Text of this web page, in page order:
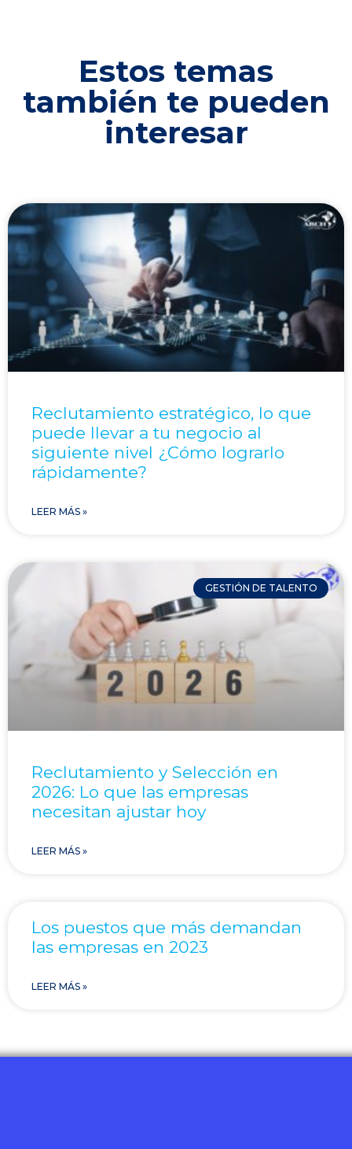
Estos temas
también te pueden
interesar
Reclutamiento estratégico, lo que
puede llevar a tu negocio al
siguiente nivel ¿Cómo lograrlo
rápidamente?
LEER MÁS »
GESTIÓN DE TALENTO
Reclutamiento y Selección en
2026: Lo que las empresas
necesitan ajustar hoy
LEER MÁS »
Los puestos que más demandan
las empresas en 2023
LEER MÁS »